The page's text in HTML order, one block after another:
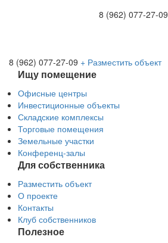
8 (962) 077-27-09
8 (962) 077-27-09 + Разместить объект
Ищу помещение
Офисные центры
Инвестиционные объекты
Складские комплексы
Торговые помещения
Земельные участки
Конференц-залы
Для собственника
Разместить объект
О проекте
Контакты
Клуб собственников
Полезное